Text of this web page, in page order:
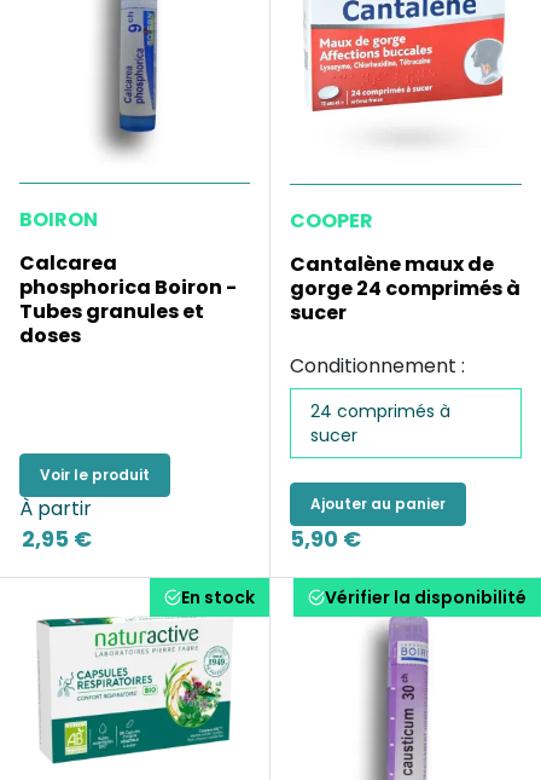
BOIRON
Calcarea
phosphorica Boiron -
Tubes granules et
doses
Voir le produit
À partir
2,95 €
COOPER
Cantalène maux de
gorge 24 comprimés à
sucer
Conditionnement :
24 comprimés à
sucer
Ajouter au panier
5,90 €
En stock Vérifier la disponibilité